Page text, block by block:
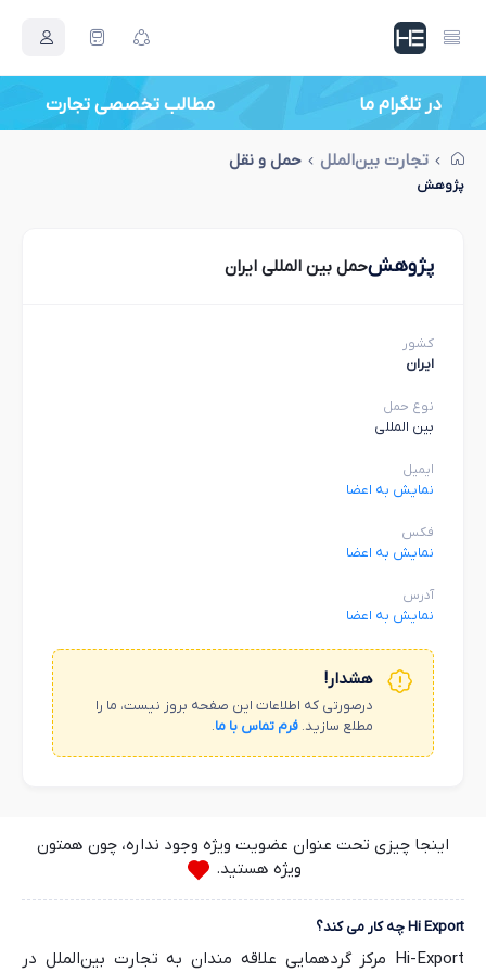
در تلگرام ما مطالب تخصصی تجارت
تجارت بین‌الملل حمل و نقل
پژوهش
پژوهشحمل بین المللی ایران
کشور
ایران
نوع حمل
بین المللی
ایمیل
نمایش به اعضا
فکس
نمایش به اعضا
آدرس
نمایش به اعضا
هشدار!
درصورتی که اطلاعات این صفحه بروز نیست، ما را
مطلع سازید. فرم تماس با ما.
اینجا چیزی تحت عنوان عضویت ویژه وجود نداره، چون همتون
ویژه هستید.
Hi Export چه کار می کند؟
Hi-Export مرکز گردهمایی علاقه مندان به تجارت بین‌الملل در